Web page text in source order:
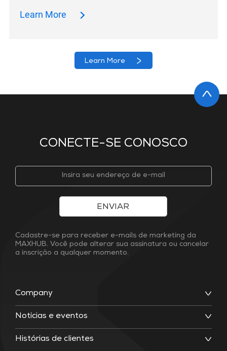
Learn More
Learn More
CONECTE-SE CONOSCO
Company
Notícias e eventos
Histórias de clientes
ENVIAR
Cadastre-se para receber e-mails de marketing da
MAXHUB. Você pode alterar sua assinatura ou cancelar
a inscrição a qualquer momento.